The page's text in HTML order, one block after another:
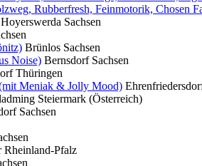
Rubberfresh, Feinmotorik, Chosen
Hoyerswerda Sachsen
Brünlos Sachsen
Noise) Bernsdorf Sachsen
Thüringen
Meniak & Jolly Mood)
Steiermark (Österreich)
Sachsen
Rheinland-Pfalz